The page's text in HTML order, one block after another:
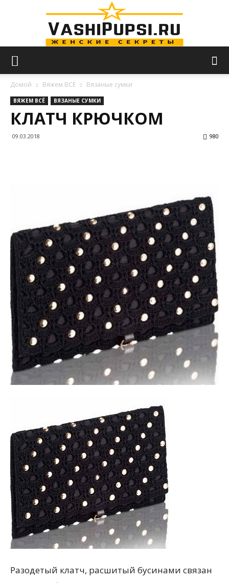
—
секреты
Домой Вяжем ВСЁ Вязаные сумки
ВЯЖЕМ ВСЁ ВЯЗАНЫЕ СУМКИ
КЛАТЧ КРЮЧКОМ
09.03.2018 980
Разодетый клатч, расшитый бусинами связан